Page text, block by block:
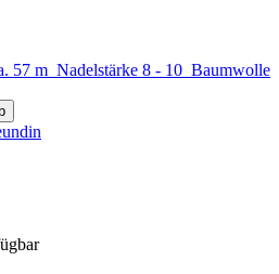
57 m Nadelstärke 8 - 10 Baumwolle